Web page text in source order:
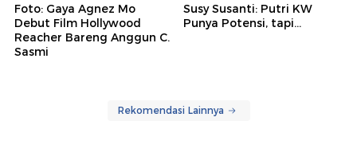
Foto: Gaya Agnez Mo
Debut Film Hollywood
Reacher Bareng Anggun C.
Sasmi
Susy Susanti: Putri KW
Punya Potensi, tapi...
Rekomendasi Lainnya